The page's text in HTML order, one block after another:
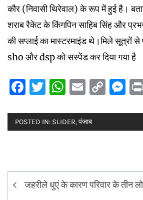
कौर (निवासी थिरेवाल) के रूप में हुई है।
शराब रैकेट के किंगपिन साहिब सिंह और
की सप्लाई का मास्टरमाइंड थे।मिले सूत्रों से
sho और dsp को सस्पेंड कर दिया गया है
Facebook
TwitterEmail
Copy
POSTED IN: SLIDER,पंजाब
Post
navigation
जहरीले धुएं के कारण परिवार के तीन